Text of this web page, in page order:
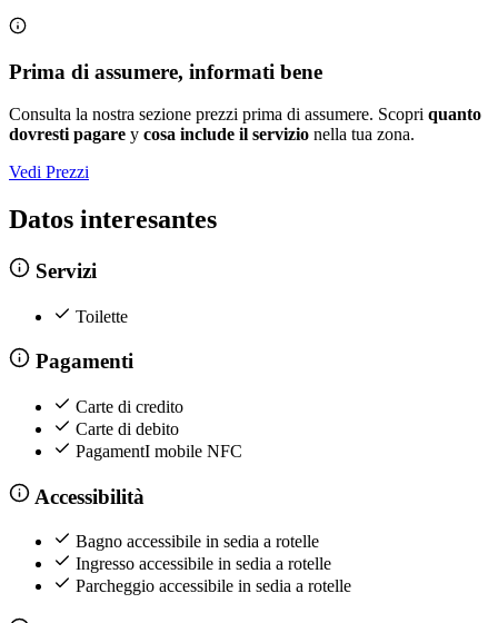
Prima di assumere, informati bene
Consulta la nostra sezione prezzi prima di assumere. Scopri quanto
dovresti pagare y cosa include il servizio nella tua zona.
Vedi Prezzi
Datos interesantes
Servizi
Toilette
Pagamenti
Carte di credito
Carte di debito
PagamentI mobile NFC
Accessibilità
Bagno accessibile in sedia a rotelle
Ingresso accessibile in sedia a rotelle
Parcheggio accessibile in sedia a rotelle